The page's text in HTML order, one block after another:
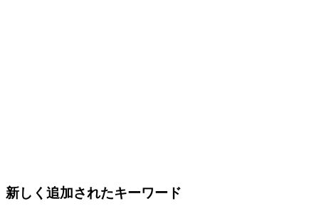
新しく追加されたキーワード